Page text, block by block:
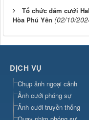
Tổ chức đám cưới
Hòa Phú Yên (02/10/
DỊCH VỤ
Chụp ảnh ngoại cảnh
Ảnh cưới phóng sự
Ảnh cưới truyền thống